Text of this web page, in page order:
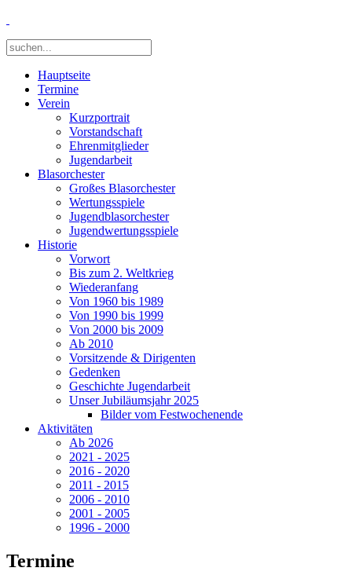
Hauptseite
Termine
Verein
Kurzportrait
Vorstandschaft
Ehrenmitglieder
Jugendarbeit
Blasorchester
Großes Blasorchester
Wertungsspiele
Jugendblasorchester
Jugendwertungsspiele
Historie
Vorwort
Bis zum 2. Weltkrieg
Wiederanfang
Von 1960 bis 1989
Von 1990 bis 1999
Von 2000 bis 2009
Ab 2010
Vorsitzende & Dirigenten
Gedenken
Geschichte Jugendarbeit
Unser Jubiläumsjahr 2025
Bilder vom Festwochenende
Aktivitäten
Ab 2026
2021 - 2025
2016 - 2020
2011 - 2015
2006 - 2010
2001 - 2005
1996 - 2000
Termine